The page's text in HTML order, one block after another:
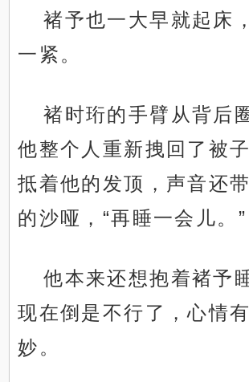
褚予也一大早就起床
一紧。
褚时珩的手臂从背后
他整个人重新拽回了被
抵着他的发顶，声音还
的沙哑，“再睡一会儿。”
他本来还想抱着褚予
现在倒是不行了，心情
妙。